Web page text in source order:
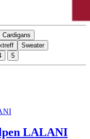
Cardigans
Sweater
5
LALANI